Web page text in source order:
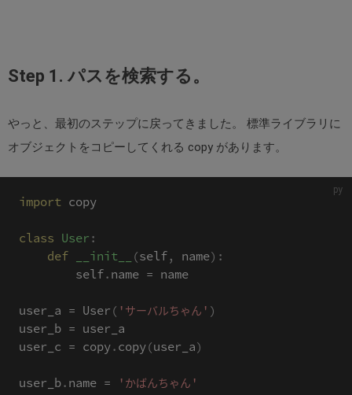
Step 1. パスを検索する。
やっと、最初のステップに戻ってきました。 標準ライブラリに
オブジェクトをコピーしてくれる copy があります。
import copy
class User :
def
__init__ (self, name) :
        self
. name = name
user_a = User ( 'サーバルちゃん' )
user_b = user_a
user_c = copy. copy(user_a)
user_b. name =
'かばんちゃん'